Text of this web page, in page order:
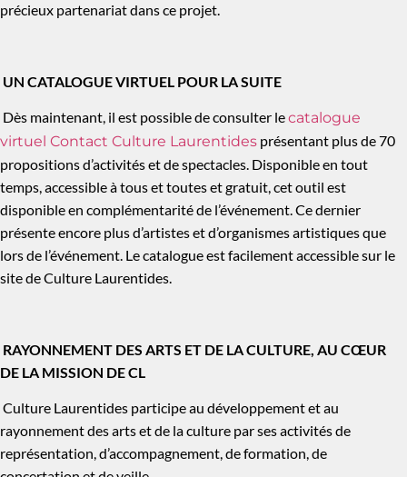
précieux partenariat dans ce projet.
UN CATALOGUE VIRTUEL POUR LA SUITE
Dès maintenant, il est possible de consulter lecatalogue
virtuel Contact Culture Laurentides présentant plus de 70
propositions d’activités et de spectacles. Disponible en tout
temps, accessible àtous et touteset gratuit, cet outil est
disponible en complémentarité de l’événement. Ce dernier
présente encore plus d’artistes et d’organismes artistiques que
lors de l’événement. Le catalogue est facilement accessible sur le
site de Culture Laurentides.
RAYONNEMENT DES ARTS ET DE LA CULTURE, AU CŒUR
DE LA MISSION DE CL
Culture Laurentides participe au développement et au
rayonnement des arts et de la culture par ses activités de
représentation, d’accompagnement, de formation, de